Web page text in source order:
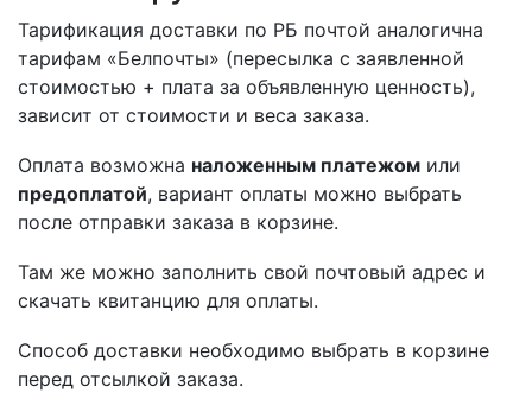
Тарификация доставки по РБ почтой аналогична
тарифам «Белпочты» (пересылка с заявленной
стоимостью + плата за объявленную ценность),
зависит от стоимости и веса заказа.
Оплата возможна наложенным платежом или
предоплатой, вариант оплаты можно выбрать
после отправки заказа в корзине.
Там же можно заполнить свой почтовый адрес и
скачать квитанцию для оплаты.
Способ доставки необходимо выбрать в корзине
перед отсылкой заказа.